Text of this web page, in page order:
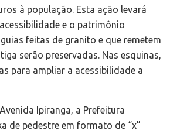
à população. Esta ação levará
e o patrimônio
feitas de granito e que remetem
serão preservadas. Nas esquinas,
para ampliar a acessibilidade a
Ipiranga, a Prefeitura
de pedestre em formato de “x”